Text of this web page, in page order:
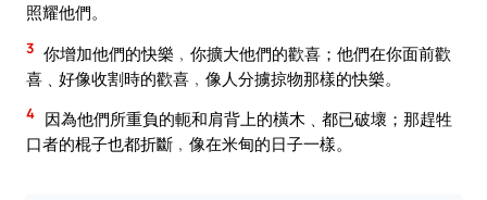
照耀他們。
3 你增加他們的快樂﹐你擴大他們的歡喜；他們在你面前歡
喜﹑好像收割時的歡喜﹐像人分擄掠物那樣的快樂。
4 因為他們所重負的軛和肩背上的橫木﹑都已破壞；那趕牲
口者的棍子也都折斷﹐像在米甸的日子一樣。